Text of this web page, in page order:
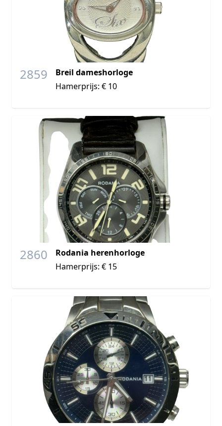
2859
Breil dameshorloge
Hamerprijs: € 10
2860
Rodania herenhorloge
Hamerprijs: € 15